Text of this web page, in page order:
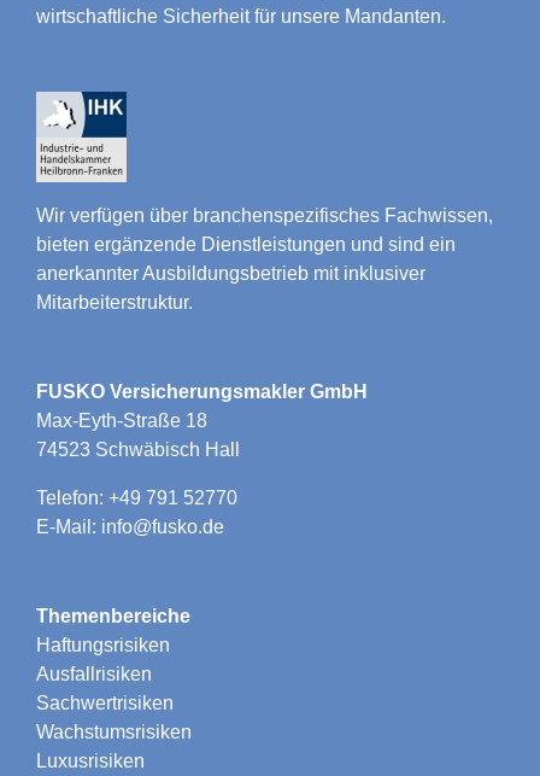
wirtschaftliche Sicherheit für unsere Mandanten.
Wir verfügen über branchenspezifisches Fachwissen,
bieten ergänzende Dienstleistungen und sind ein
anerkannter Ausbildungsbetrieb mit inklusiver
Mitarbeiterstruktur.
FUSKO Versicherungsmakler GmbH
Max-Eyth-Straße 18
74523 Schwäbisch Hall
Telefon: +49 791 52770
E-Mail: info@fusko.de
Themenbereiche
Haftungsrisiken
Ausfallrisiken
Sachwertrisiken
Wachstumsrisiken
Luxusrisiken